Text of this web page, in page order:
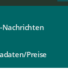
Preise